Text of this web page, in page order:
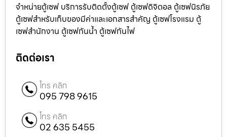
จำหน่ายตู้เซฟ บริการรับติดตั้งตู้เซฟ ตู้เซฟดิจิตอล ตู้เซฟนิรภัย
ตู้เซฟสำหรับเก็บของมีค่าและเอกสารสำคัญ ตู้เซฟโรงแรม ตู้
เซฟสำนักงาน ตู้เซฟกันน้ำ ตู้เซฟกันไฟ
ติดต่อเรา
โทร คลิก
095 798 9615
โทร คลิก
02 635 5455